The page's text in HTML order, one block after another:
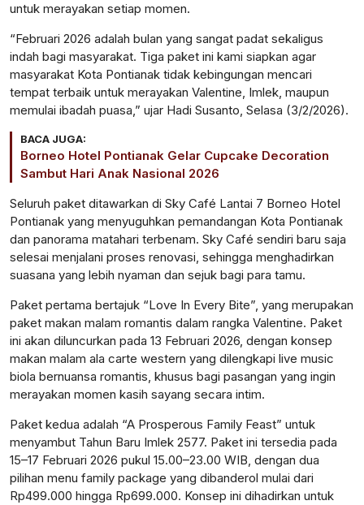
untuk merayakan setiap momen.
“Februari 2026 adalah bulan yang sangat padat sekaligus
indah bagi masyarakat. Tiga paket ini kami siapkan agar
masyarakat Kota Pontianak tidak kebingungan mencari
tempat terbaik untuk merayakan Valentine, Imlek, maupun
memulai ibadah puasa,” ujar Hadi Susanto, Selasa (3/2/2026).
BACA JUGA:
Borneo Hotel Pontianak Gelar Cupcake Decoration
Sambut Hari Anak Nasional 2026
Seluruh paket ditawarkan di Sky Café Lantai 7 Borneo Hotel
Pontianak yang menyuguhkan pemandangan Kota Pontianak
dan panorama matahari terbenam. Sky Café sendiri baru saja
selesai menjalani proses renovasi, sehingga menghadirkan
suasana yang lebih nyaman dan sejuk bagi para tamu.
Paket pertama bertajuk “Love In Every Bite”, yang merupakan
paket makan malam romantis dalam rangka Valentine. Paket
ini akan diluncurkan pada 13 Februari 2026, dengan konsep
makan malam ala carte western yang dilengkapi live music
biola bernuansa romantis, khusus bagi pasangan yang ingin
merayakan momen kasih sayang secara intim.
Paket kedua adalah “A Prosperous Family Feast” untuk
menyambut Tahun Baru Imlek 2577. Paket ini tersedia pada
15–17 Februari 2026 pukul 15.00–23.00 WIB, dengan dua
pilihan menu family package yang dibanderol mulai dari
Rp499.000 hingga Rp699.000. Konsep ini dihadirkan untuk